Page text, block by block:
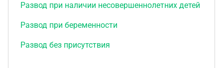
Развод при наличии несовершеннолетних детей
Развод при беременности
Развод без присутствия